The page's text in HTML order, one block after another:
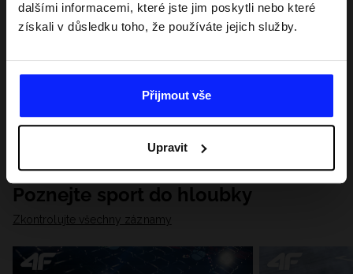
dalšími informacemi, které jste jim poskytli nebo které
získali v důsledku toho, že používáte jejich služby.
Přijmout vše
Upravit
Poznejte sport do hloubky
Zkontrolujte všechny záznamy